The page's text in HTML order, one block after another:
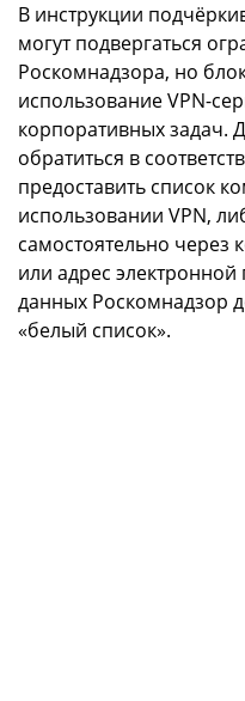
В инструкции
могут подвергаться
Роскомнадзора, но
использование VPN-
корпоративных задач.
обратиться в
предоставить список
использовании VPN,
самостоятельно через
или адрес
данных Роскомнадзор
«белый список».